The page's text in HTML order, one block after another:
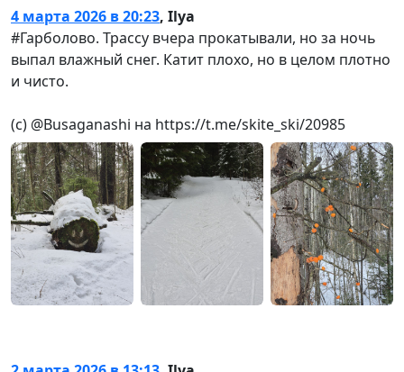
4 марта 2026 в 20:23, Ilya
#Гарболово. Трассу вчера прокатывали, но за ночь
выпал влажный снег. Катит плохо, но в целом плотно
и чисто.
(с) @Busaganashi на https://t.me/skite_ski/20985